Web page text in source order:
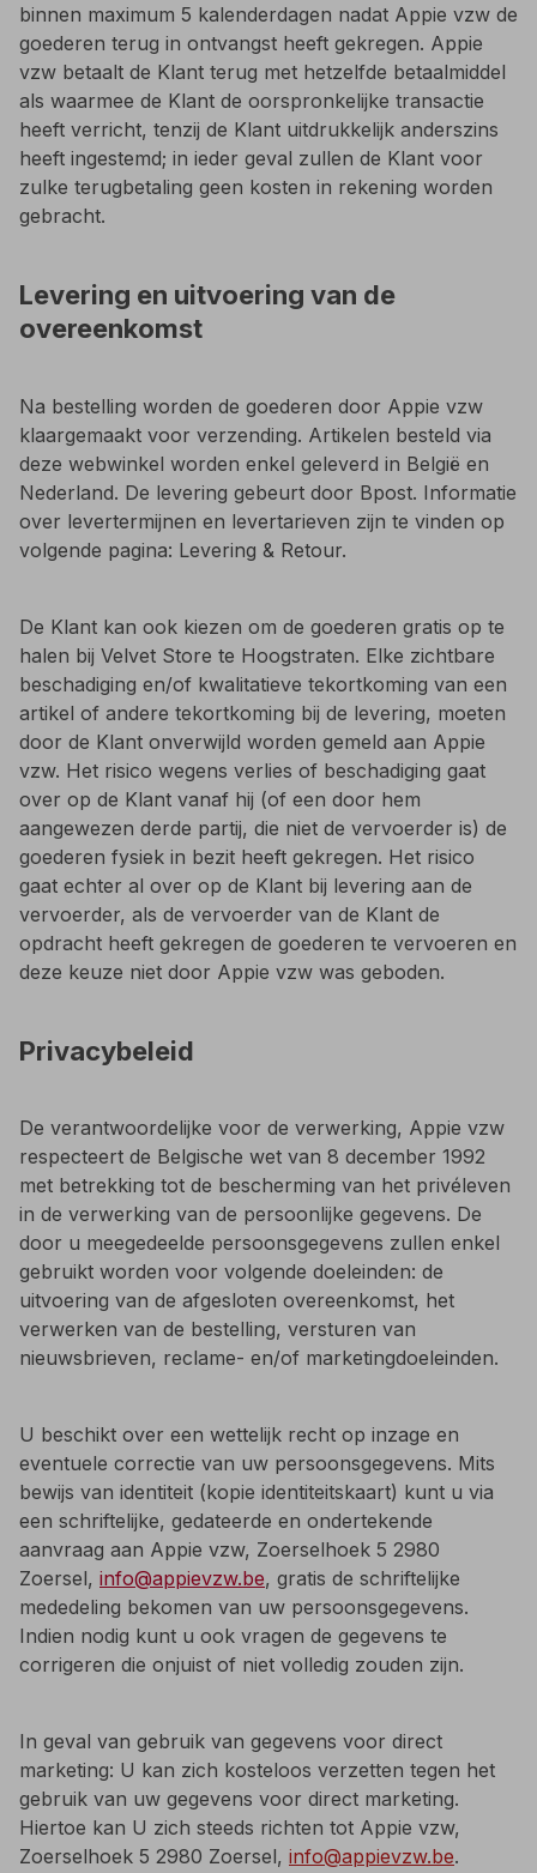
binnen maximum 5 kalenderdagen nadat Appie vzw de
goederen terug in ontvangst heeft gekregen. Appie
vzw betaalt de Klant terug met hetzelfde betaalmiddel
als waarmee de Klant de oorspronkelijke transactie
heeft verricht, tenzij de Klant uitdrukkelijk anderszins
heeft ingestemd; in ieder geval zullen de Klant voor
zulke terugbetaling geen kosten in rekening worden
gebracht.
Levering en uitvoering van de
overeenkomst
Na bestelling worden de goederen door Appie vzw
klaargemaakt voor verzending. Artikelen besteld via
deze webwinkel worden enkel geleverd in België en
Nederland. De levering gebeurt door Bpost. Informatie
over levertermijnen en levertarieven zijn te vinden op
volgende pagina: Levering & Retour.
De Klant kan ook kiezen om de goederen gratis op te
halen bij Velvet Store te Hoogstraten. Elke zichtbare
beschadiging en/of kwalitatieve tekortkoming van een
artikel of andere tekortkoming bij de levering, moeten
door de Klant onverwijld worden gemeld aan Appie
vzw. Het risico wegens verlies of beschadiging gaat
over op de Klant vanaf hij (of een door hem
aangewezen derde partij, die niet de vervoerder is) de
goederen fysiek in bezit heeft gekregen. Het risico
gaat echter al over op de Klant bij levering aan de
vervoerder, als de vervoerder van de Klant de
opdracht heeft gekregen de goederen te vervoeren en
deze keuze niet door Appie vzw was geboden.
Privacybeleid
De verantwoordelijke voor de verwerking, Appie vzw
respecteert de Belgische wet van 8 december 1992
met betrekking tot de bescherming van het privéleven
in de verwerking van de persoonlijke gegevens. De
door u meegedeelde persoonsgegevens zullen enkel
gebruikt worden voor volgende doeleinden: de
uitvoering van de afgesloten overeenkomst, het
verwerken van de bestelling, versturen van
nieuwsbrieven, reclame- en/of marketingdoeleinden.
U beschikt over een wettelijk recht op inzage en
eventuele correctie van uw persoonsgegevens. Mits
bewijs van identiteit (kopie identiteitskaart) kunt u via
een schriftelijke, gedateerde en ondertekende
aanvraag aan Appie vzw, Zoerselhoek 5 2980
Zoersel, info@appievzw.be, gratis de schriftelijke
mededeling bekomen van uw persoonsgegevens.
Indien nodig kunt u ook vragen de gegevens te
corrigeren die onjuist of niet volledig zouden zijn.
In geval van gebruik van gegevens voor direct
marketing: U kan zich kosteloos verzetten tegen het
gebruik van uw gegevens voor direct marketing.
Hiertoe kan U zich steeds richten tot Appie vzw,
Zoerselhoek 5 2980 Zoersel, info@appievzw.be.